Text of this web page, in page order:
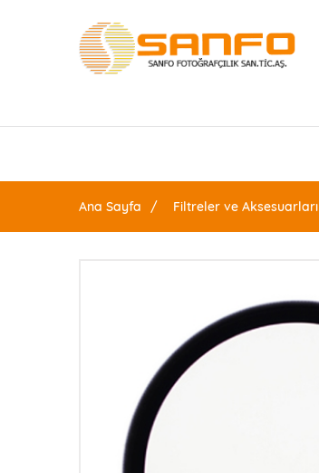
Ana Sayfa Filtreler ve Aksesuarları